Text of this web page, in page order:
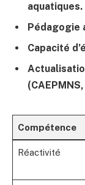
aquatiques.
Pédagogie
Capacité
(CAEPMNS,
Compétence
Réactivité